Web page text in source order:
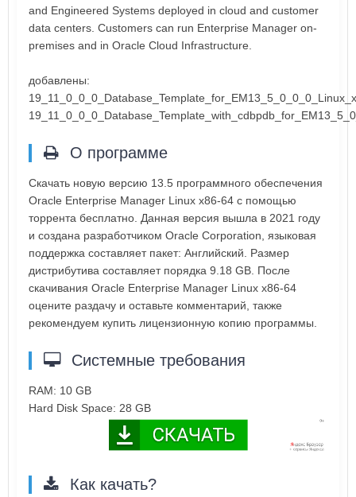
and Engineered Systems deployed in cloud and customer
data centers. Customers can run Enterprise Manager on-
premises and in Oracle Cloud Infrastructure.
добавлены:
О программе
Скачать новую версию 13.5 программного обеспечения
Oracle Enterprise Manager Linux x86-64 с помощью
торрента бесплатно. Данная версия вышла в 2021 году
и создана разработчиком Oracle Corporation, языковая
поддержка составляет пакет: Английский. Размер
дистрибутива составляет порядка 9.18 GB. После
скачивания Oracle Enterprise Manager Linux x86-64
оцените раздачу и оставьте комментарий, также
рекомендуем купить лицензионную копию программы.
Системные требования
RAM: 10 GB
Hard Disk Space: 28 GB
Как качать?